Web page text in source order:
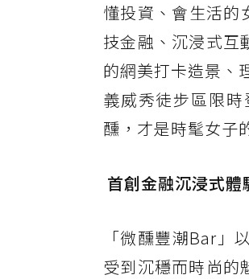
懂投資、會生活的
技金融、沉浸式互
的網美打卡造景、
義威秀徒步區限
醺，才是時髦女子
首創金融沉浸式
「微醺豐潮Bar
受到沉穩而時尚的